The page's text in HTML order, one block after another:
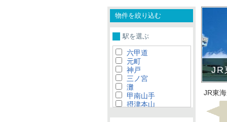
物件を絞り込む
駅を選ぶ
六甲道
元町
神戸
三ノ宮
灘
甲南山手
摂津本山
JR
JR東